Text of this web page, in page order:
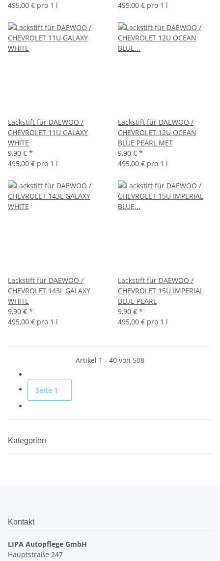
495,00 € pro 1 l
495,00 € pro 1 l
Lackstift für DAEWOO /
CHEVROLET 11U GALAXY
WHITE
9,90 € *
495,00 € pro 1 l
Lackstift für DAEWOO /
CHEVROLET 12U OCEAN
BLUE PEARL MET
9,90 € *
495,00 € pro 1 l
Lackstift für DAEWOO /
CHEVROLET 143L GALAXY
WHITE
9,90 € *
495,00 € pro 1 l
Lackstift für DAEWOO /
CHEVROLET 15U IMPERIAL
BLUE PEARL
9,90 € *
495,00 € pro 1 l
Artikel 1 - 40 von 508
Seite 1
Kategorien
Kontakt
LIPA Autopflege GmbH
Hauptstraße 247